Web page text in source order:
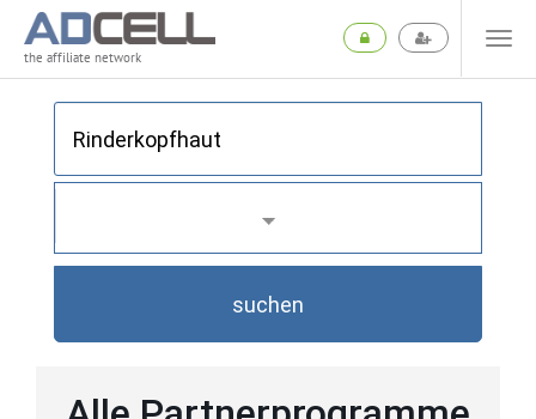
the affiliate network
suchen